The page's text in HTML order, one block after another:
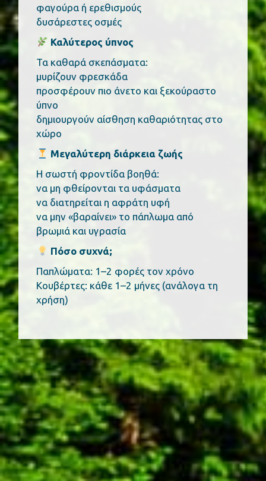
φαγούρα ή ερεθισμούς
δυσάρεστες οσμές
Καλύτερος ύπνος
Τα καθαρά σκεπάσματα:
μυρίζουν φρεσκάδα
προσφέρουν πιο άνετο και ξεκούραστο
ύπνο
δημιουργούν αίσθηση καθαριότητας στο
χώρο
Μεγαλύτερη διάρκεια ζωής
Η σωστή φροντίδα βοηθά:
να μη φθείρονται τα υφάσματα
να διατηρείται η αφράτη υφή
να μην «βαραίνει» το πάπλωμα από
βρωμιά και υγρασία
Πόσο συχνά;
Παπλώματα: 1–2 φορές τον χρόνο
Κουβέρτες: κάθε 1–2 μήνες (ανάλογα τη
χρήση)